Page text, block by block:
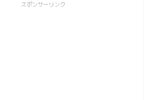
スポンサーリンク